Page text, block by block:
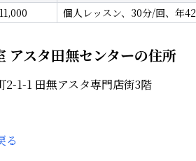
11,000 個人レッスン、30分/回、年
アスタ田無センターの住所
2-1-1 田無アスタ専門店街3階
る